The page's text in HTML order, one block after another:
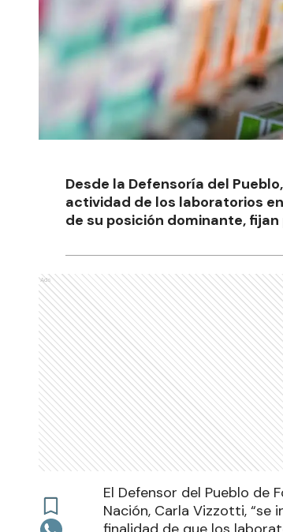
Desde la Defensoría del
actividad de los laboratorios
de su posición dominante,
Ads
El Defensor del Pueblo de
Nación, Carla Vizzotti, “se